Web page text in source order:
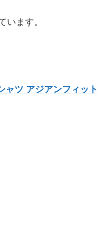
います。
ャツ アジアンフィット